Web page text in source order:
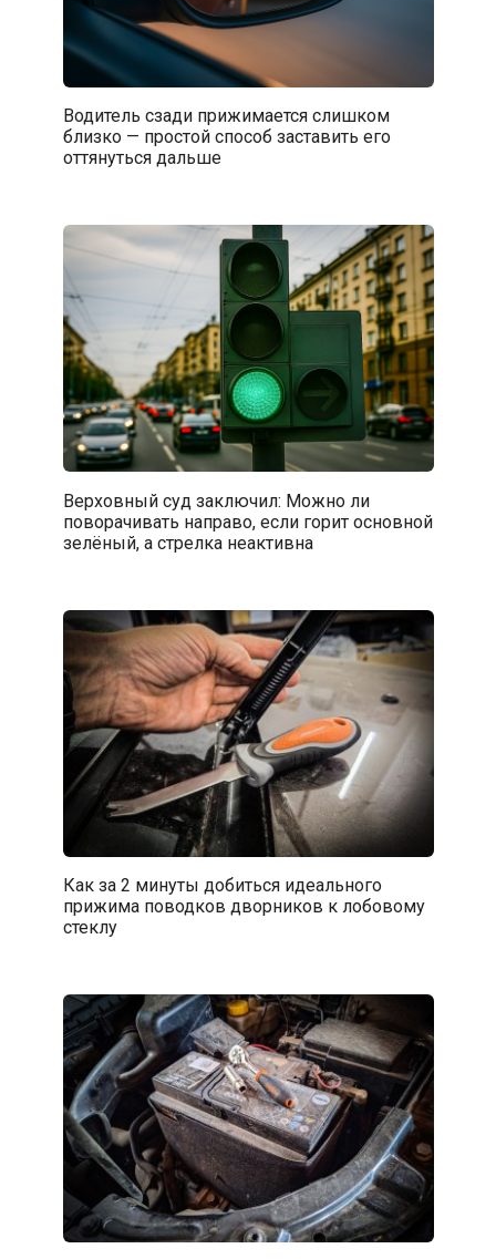
Водитель сзади прижимается слишком
близко — простой способ заставить его
оттянуться дальше
Верховный суд заключил: Можно ли
поворачивать направо, если горит основной
зелёный, а стрелка неактивна
Как за 2 минуты добиться идеального
прижима поводков дворников к лобовому
стеклу